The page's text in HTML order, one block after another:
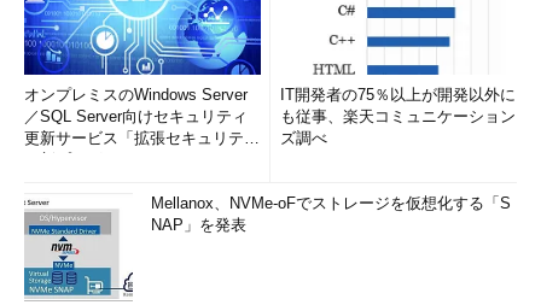
オンプレミスのWindows Server
／SQL Server向けセキュリティ
更新サービス「拡張セキュリティ
IT開発者の75％以上が開発以外に
も従事、楽天コミュニケーション
ズ調べ
Mellanox、NVMe-oFでストレージを仮想化する「S
NAP」を発表